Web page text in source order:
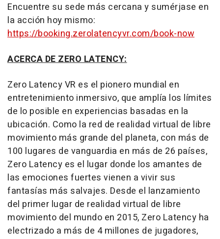
Encuentre su sede más cercana y sumérjase en
la acción hoy mismo:
https://booking.zerolatencyvr.com/book-now
ACERCA DE ZERO LATENCY:
Zero Latency VR es el pionero mundial en
entretenimiento inmersivo, que amplía los límites
de lo posible en experiencias basadas en la
ubicación. Como la red de realidad virtual de libre
movimiento más grande del planeta, con más de
100 lugares de vanguardia en más de 26 países,
Zero Latency es el lugar donde los amantes de
las emociones fuertes vienen a vivir sus
fantasías más salvajes. Desde el lanzamiento
del primer lugar de realidad virtual de libre
movimiento del mundo en 2015, Zero Latency ha
electrizado a más de 4 millones de jugadores,